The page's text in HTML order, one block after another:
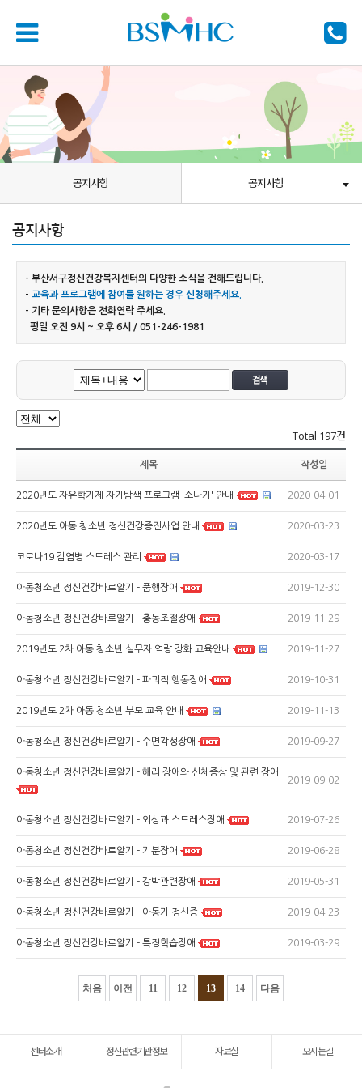
공지사항 공지사항
공지사항
- 부산서구정신건강복지센터의 다양한 소식을 전해드립니다.
- 교육과 프로그램에 참여를 원하는 경우 신청해주세요.
- 기타 문의사항은 전화연락 주세요.
평일 오전 9시 ~ 오후 6시 / 051-246-1981
Total 197건
제목 작성일
2020년도 자유학기제 자기탐색 프로그램 '소나기' 안내 2020-04-01
2020년도 아동·청소년 정신건강증진사업 안내 2020-03-23
코로나19 감염병 스트레스 관리 2020-03-17
아동청소년 정신건강바로알기 - 품행장애 2019-12-30
아동청소년 정신건강바로알기 - 충동조절장애 2019-11-29
2019년도 2차 아동·청소년 실무자 역량 강화 교육안내 2019-11-27
아동청소년 정신건강바로알기 - 파괴적 행동장애 2019-10-31
2019년도 2차 아동·청소년 부모 교육 안내 2019-11-13
아동청소년 정신건강바로알기 - 수면각성장애 2019-09-27
아동청소년 정신건강바로알기 - 해리 장애와 신체증상 및 관련 장애
2019-09-02
아동청소년 정신건강바로알기 - 외상과 스트레스장애 2019-07-26
아동청소년 정신건강바로알기 - 기분장애 2019-06-28
아동청소년 정신건강바로알기 - 강박관련장애 2019-05-31
아동청소년 정신건강바로알기 - 아동기 정신증 2019-04-23
아동청소년 정신건강바로알기 - 특정학습장애 2019-03-29
처음 이전 11 12 13 14 다음
센터소개 정신관련기관정보 자료실 오시는길